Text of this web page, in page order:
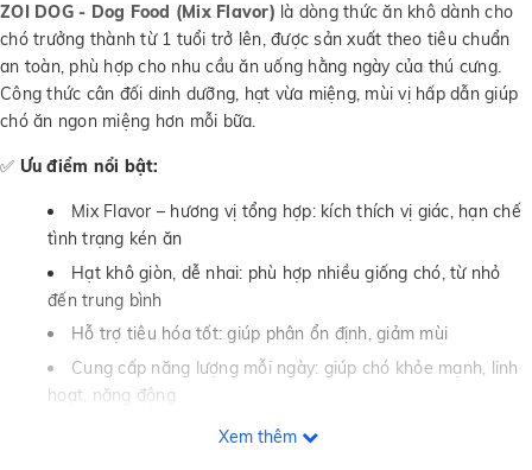
ZOI DOG - Dog Food (Mix Flavor) là dòng thức ăn khô dành cho
chó trưởng thành từ 1 tuổi trở lên, được sản xuất theo tiêu chuẩn
an toàn, phù hợp cho nhu cầu ăn uống hằng ngày của thú cưng.
Công thức cân đối dinh dưỡng, hạt vừa miệng, mùi vị hấp dẫn giúp
chó ăn ngon miệng hơn mỗi bữa.
✅ Ưu điểm nổi bật:
Mix Flavor – hương vị tổng hợp: kích thích vị giác, hạn chế
tình trạng kén ăn
Hạt khô giòn, dễ nhai: phù hợp nhiều giống chó, từ nhỏ
đến trung bình
Hỗ trợ tiêu hóa tốt: giúp phân ổn định, giảm mùi
Cung cấp năng lượng mỗi ngày: giúp chó khỏe mạnh, linh
hoạt, năng động
Phù hợp dùng hằng ngày: tiện lợi, dễ bảo quản
Xem thêm